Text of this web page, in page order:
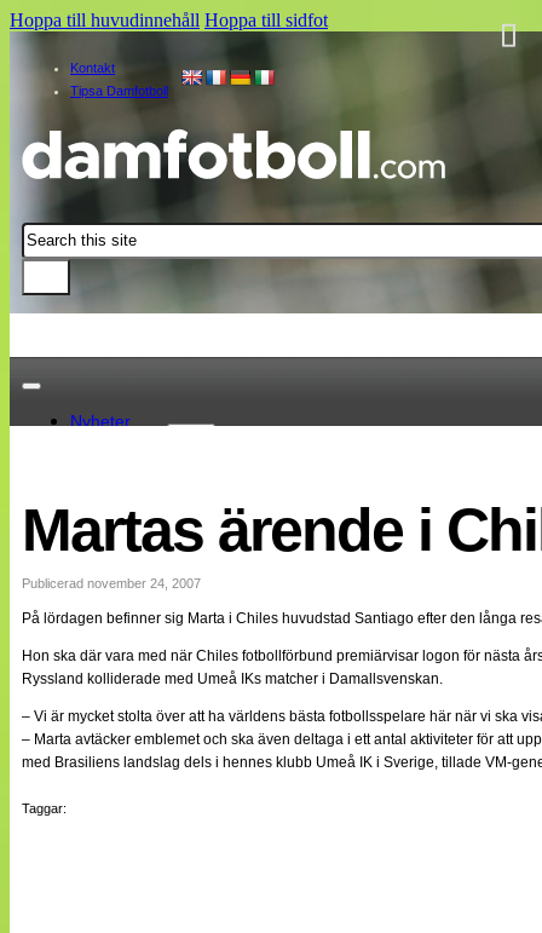
Hoppa till huvudinnehåll Hoppa till sidfot
Kontakt
Tipsa Damfotboll
Sök
Nyheter
Landslaget
EM 2013
Internationellt
Bildreportage
Bloggar
Lagen
Webb-TV
Medlemsbilder
Till klubbkassan
NÄTverket
Martas ärende i
Publicerad november 24, 2007
På lördagen befinner sig Marta i Chiles huvudstad Santiago efter den långa
Hon ska där vara med när Chiles fotbollförbund premiärvisar logon för nästa
Ryssland kolliderade med Umeå IKs matcher i Damallsvenskan.
– Vi är mycket stolta över att ha världens bästa fotbollsspelare här när vi ska
– Marta avtäcker emblemet och ska även deltaga i ett antal aktiviteter för att
med Brasiliens landslag dels i hennes klubb Umeå IK i Sverige, tillade VM-
Taggar: